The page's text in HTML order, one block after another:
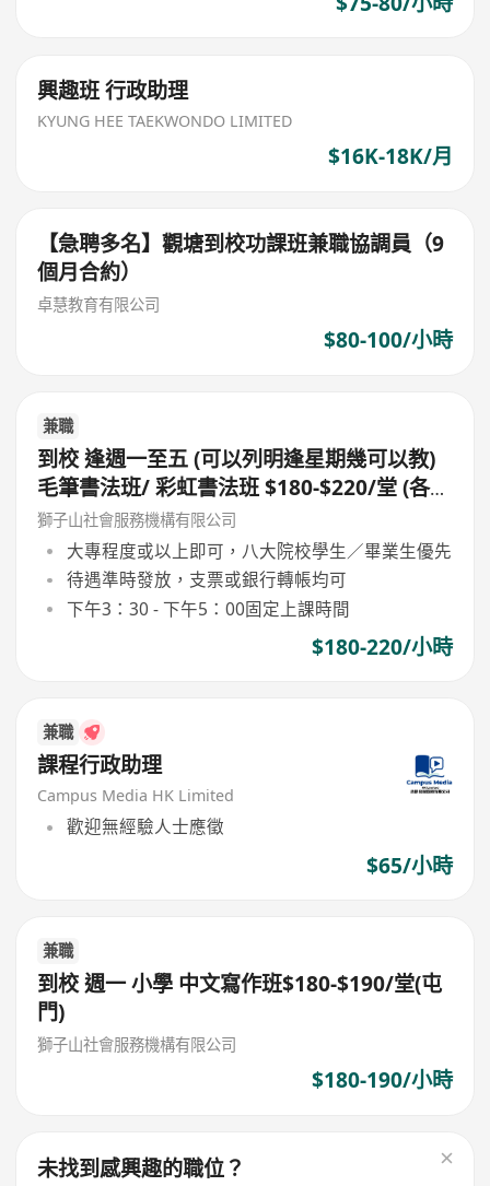
興趣班 行政助理
KYUNG HEE TAEKWONDO LIMITED
$16K-18K/月
【急聘多名】觀塘到校功課班兼職協調員（9
個月合約）
卓慧教育有限公司
$80-100/小時
兼職
到校 逢週一至五 (可以列明逢星期幾可以教)
毛筆書法班/ 彩虹書法班 $180-$220/堂 (各大
區域)急聘!!
獅子山社會服務機構有限公司
大專程度或以上即可，八大院校學生／畢業生優先
待遇準時發放，支票或銀行轉帳均可
下午3：30 - 下午5：00固定上課時間
$180-220/小時
兼職
課程行政助理
Campus Media HK Limited
歡迎無經驗人士應徵
$65/小時
兼職
到校 週一 小學 中文寫作班$180-$190/堂(屯
門)
獅子山社會服務機構有限公司
$180-190/小時
未找到感興趣的職位？